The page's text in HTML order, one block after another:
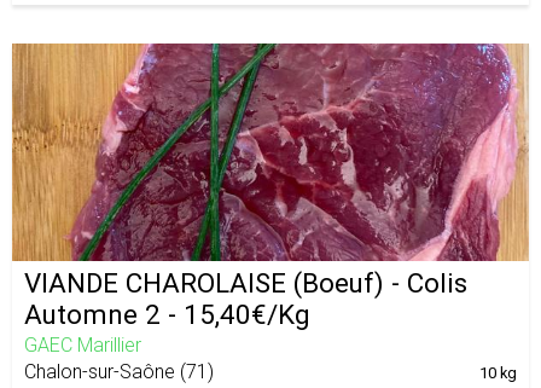
VIANDE CHAROLAISE (Boeuf) - Colis
Automne 2 - 15,40€/Kg
GAEC Marillier
Chalon-sur-Saône (71 ) 10 kg